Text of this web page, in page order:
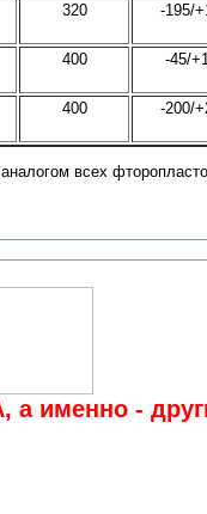
320 -195/
400 -45/
400 -200/
всех
а именно -